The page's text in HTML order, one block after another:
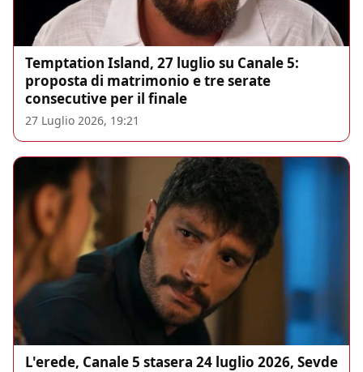
Temptation Island, 27 luglio su Canale 5:
proposta di matrimonio e tre serate
consecutive per il finale
27 Luglio 2026, 19:21
L'erede, Canale 5 stasera 24 luglio 2026, Sevde